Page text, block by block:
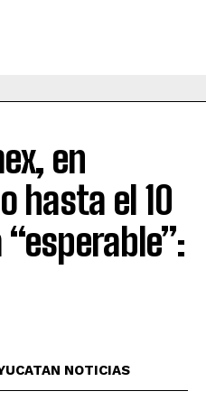
en
hasta el 10
NOTICIAS